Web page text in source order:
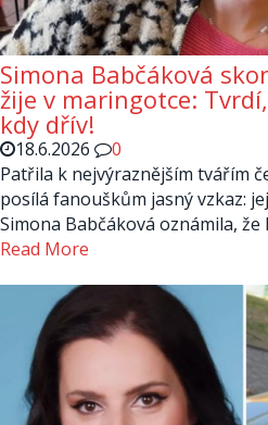
Simona Babčáková
žije v maringotce:
kdy dřív!
18.6.2026
0
Patřila k nejvýraznějším tvářím
posílá fanouškům jasný vzkaz:
Simona Babčáková oznámila,
Read More